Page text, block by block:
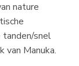
nature
tanden/snel
van Manuka.